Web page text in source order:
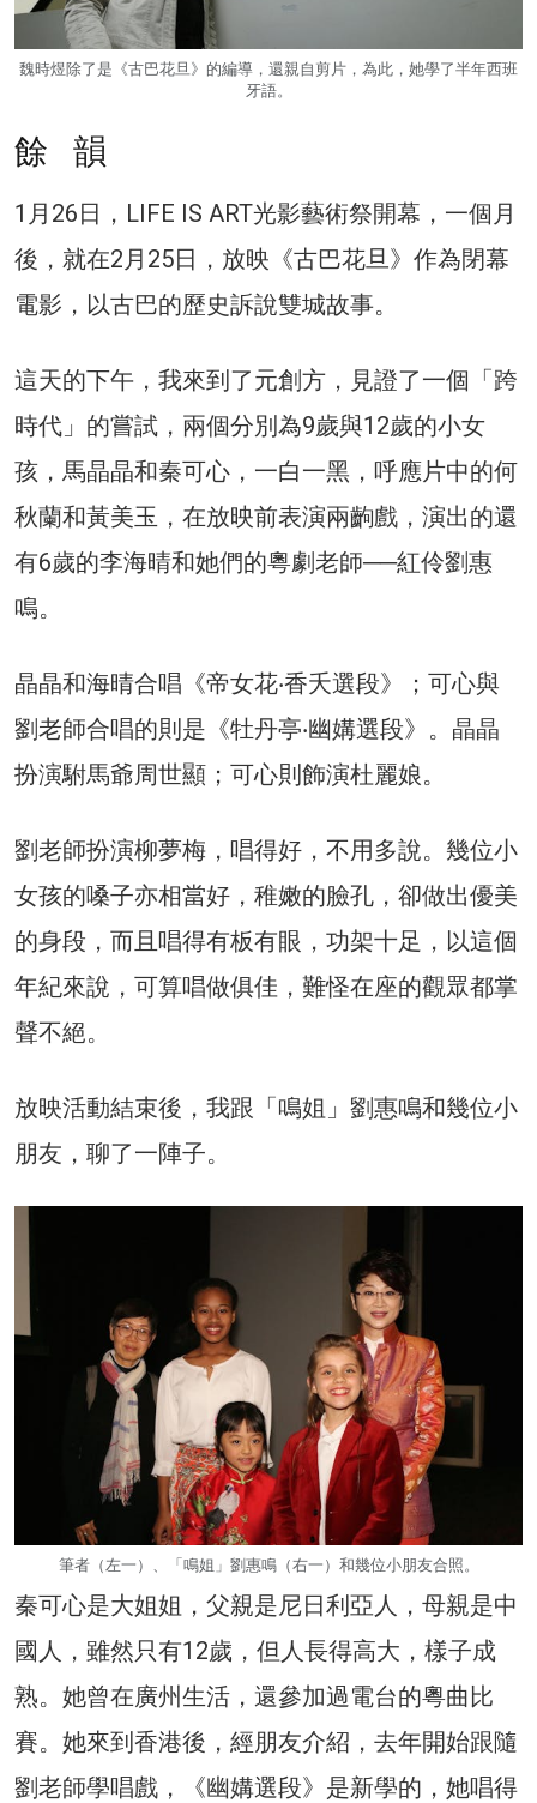
魏時煜除了是《古巴花旦》的編導，還親自剪片，為此，她學了半年西班
牙語。
餘 韻
1月26日，LIFE IS ART光影藝術祭開幕，一個月
後，就在2月25日，放映《古巴花旦》作為閉幕
電影，以古巴的歷史訴說雙城故事。
這天的下午，我來到了元創方，見證了一個「跨
時代」的嘗試，兩個分別為9歲與12歲的小女
孩，馬晶晶和秦可心，一白一黑，呼應片中的何
秋蘭和黃美玉，在放映前表演兩齣戲，演出的還
有6歲的李海晴和她們的粵劇老師──紅伶劉惠
鳴。
晶晶和海晴合唱《帝女花‧香夭選段》；可心與
劉老師合唱的則是《牡丹亭‧幽媾選段》。晶晶
扮演駙馬爺周世顯；可心則飾演杜麗娘。
劉老師扮演柳夢梅，唱得好，不用多說。幾位小
女孩的嗓子亦相當好，稚嫩的臉孔，卻做出優美
的身段，而且唱得有板有眼，功架十足，以這個
年紀來說，可算唱做俱佳，難怪在座的觀眾都掌
聲不絕。
放映活動結束後，我跟「鳴姐」劉惠鳴和幾位小
朋友，聊了一陣子。
筆者（左一）、「鳴姐」劉惠鳴（右一）和幾位小朋友合照。
秦可心是大姐姐，父親是尼日利亞人，母親是中
國人，雖然只有12歲，但人長得高大，樣子成
熟。她曾在廣州生活，還參加過電台的粵曲比
賽。她來到香港後，經朋友介紹，去年開始跟隨
劉老師學唱戲，《幽媾選段》是新學的，她唱得